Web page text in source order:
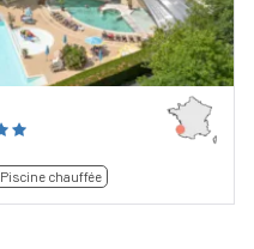
Piscine chauffée